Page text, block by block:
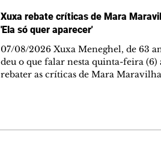
Xuxa rebate críticas de Mara
'Ela só quer aparecer'
07/08/2026 Xuxa Meneghel, de 63
deu o que falar nesta quinta-feira (6)
rebater as críticas de Mara